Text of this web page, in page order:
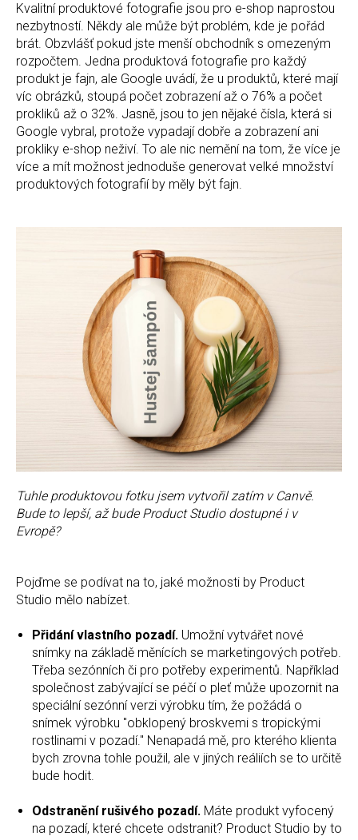
Kvalitní produktové fotografie jsou pro e-shop naprostou
nezbytností. Někdy ale může být problém, kde je pořád
brát. Obzvlášť pokud jste menší obchodník s omezeným
rozpočtem. Jedna produktová fotografie pro každý
produkt je fajn, ale Google uvádí, že u produktů, které mají
víc obrázků, stoupá počet zobrazení až o 76% a počet
prokliků až o 32%. Jasně, jsou to jen nějaké čísla, která si
Google vybral, protože vypadají dobře a zobrazení ani
prokliky e-shop neživí. To ale nic nemění na tom, že více je
více a mít možnost jednoduše generovat velké množství
produktových fotografií by měly být fajn.
Tuhle produktovou fotku jsem vytvořil zatím v Canvě.
Bude to lepší, až bude Product Studio dostupné i v
Evropě?
Pojďme se podívat na to, jaké možnosti by Product
Studio mělo nabízet.
Přidání vlastního pozadí. Umožní vytvářet nové
snímky na základě měnících se marketingových potřeb.
Třeba sezónních či pro potřeby experimentů. Například
společnost zabývající se péčí o pleť může upozornit na
speciální sezónní verzi výrobku tím, že požádá o
snímek výrobku "obklopený broskvemi s tropickými
rostlinami v pozadí." Nenapadá mě, pro kterého klienta
bych zrovna tohle použil, ale v jiných reáliích se to určitě
bude hodit.
Odstranění rušivého pozadí. Máte produkt vyfocený
na pozadí, které chcete odstranit? Product Studio by to